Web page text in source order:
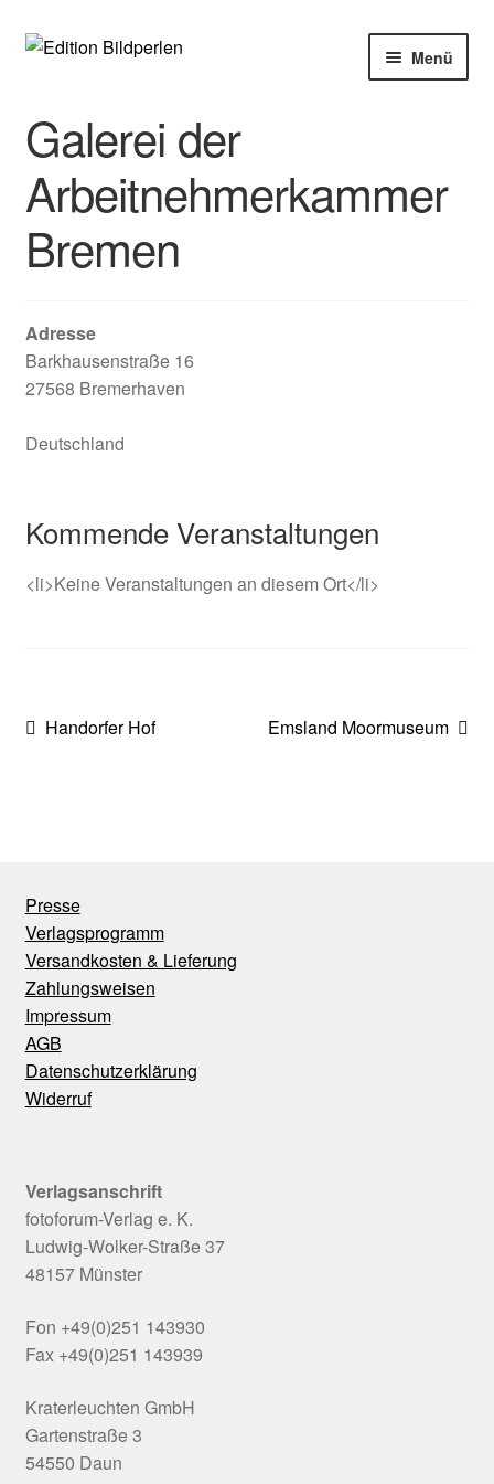
Zur
Zum
Menü
Autoren
Über uns
Buchhandel
Galerei der
Arbeitnehmerkammer
Bremen
Adresse
Barkhausenstraße 16
27568 Bremerhaven
Deutschland
Kommende Veranstaltungen
<li>Keine Veranstaltungen an diesem Ort</li>
Beitragsnavigation
Vorheriger
Handorfer Hof
Nächster
Emsland Moormuseum
Presse
Verlagsprogramm
Versandkosten & Lieferung
Zahlungsweisen
Impressum
AGB
Datenschutzerklärung
Widerruf
Verlagsanschrift
fotoforum-Verlag e. K.
Ludwig-Wolker-Straße 37
48157 Münster
Fon +49(0)251 143930
Fax +49(0)251 143939
Kraterleuchten GmbH
Gartenstraße 3
54550 Daun